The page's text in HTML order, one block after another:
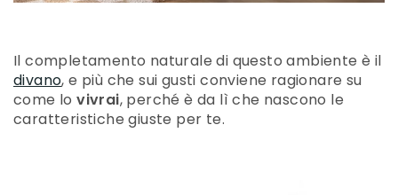
Il completamento naturale di questo ambiente è il
divano, e più che sui gusti conviene ragionare su
come lovivrai, perché è da lì che nascono le
caratteristiche giuste per te.